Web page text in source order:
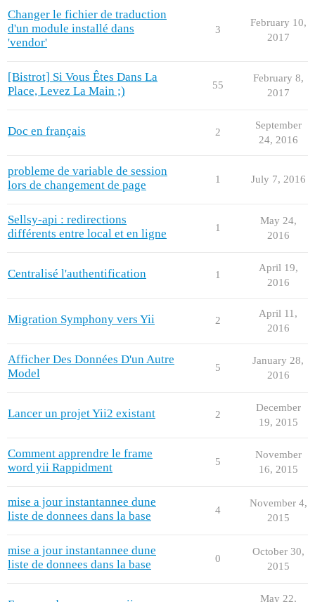
Changer le fichier de traduction
d'un module installé dans
'vendor'
3
February 10,
2017
[Bistrot] Si Vous Êtes Dans La
Place, Levez La Main ;)
55
February 8,
2017
Doc en français 2
September
24, 2016
probleme de variable de session
lors de changement de page
1 July 7, 2016
Sellsy-api : redirections
différents entre local et en ligne
1
May 24,
2016
Centralisé l'authentification 1
April 19,
2016
Migration Symphony vers Yii 2
April 11,
2016
Afficher Des Données D'un Autre
Model
5
January 28,
2016
Lancer un projet Yii2 existant 2
December
19, 2015
Comment apprendre le frame
word yii Rappidment
5
November
16, 2015
mise a jour instantannee dune
liste de donnees dans la base
4
November 4,
2015
mise a jour instantannee dune
liste de donnees dans la base
0
October 30,
2015
May 22,